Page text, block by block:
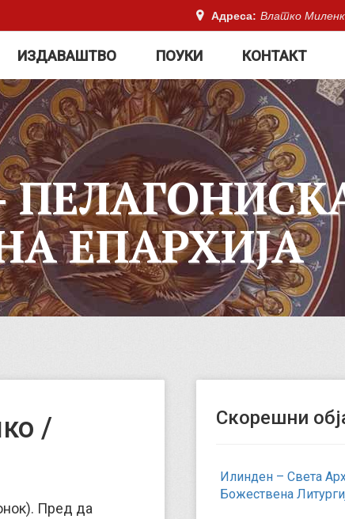
Адреса: Влатко
ИЗДАВАШТВО ПОУКИ КОНТАКТ
ЕПАРХИЈА
/
Пред да
Скорешни
Илинден – Света
Божествена